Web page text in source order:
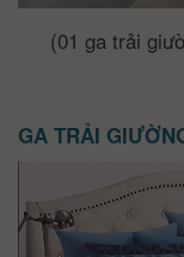
(01 ga trải
GA TRẢI